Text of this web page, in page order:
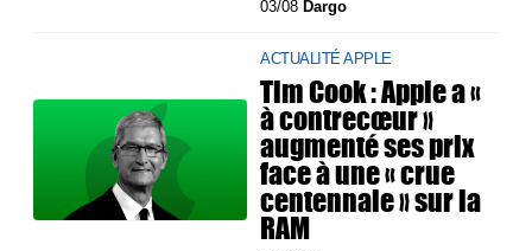
03/08 Dargo
ACTUALITÉ APPLE
Tim Cook : Apple a «
à contrecœur »
augmenté ses prix
face à une « crue
centennale » sur la
RAM